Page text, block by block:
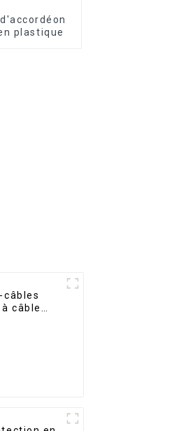
plastique
câbles
câble